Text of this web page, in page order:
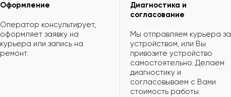
Оформление
Оператор консультирует,
оформляет заявку на
курьера или запись на
ремонт.
Диагностика и
согласование
Мы отправляем курьера за
устройством, или Вы
привозите устройство
самостоятельно. Делаем
диагностику и
согласовываем с Вами
стоимость работы.